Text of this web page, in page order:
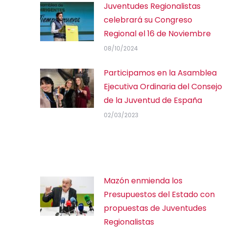
Juventudes Regionalistas
celebrará su Congreso
Regional el 16 de Noviembre
08/10/2024
Participamos en la Asamblea
Ejecutiva Ordinaria del Consejo
de la Juventud de España
02/03/2023
Mazón enmienda los
Presupuestos del Estado con
propuestas de Juventudes
Regionalistas